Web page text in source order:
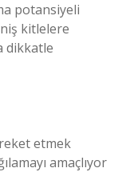
potansiyeli
kitlelere
dikkatle
etmek
amaçlıyor